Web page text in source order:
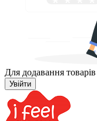
Для додавання
Увійти